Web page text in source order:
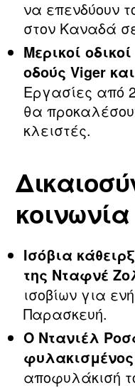
να επενδύουν
στον Καναδά
Μερικοί
οδούς Viger
Εργασίες από
θα
κλειστές.
κοινωνία
Ισόβια
της Νταφνέ
ισοβίων για
Παρασκευή.
Ο Ντανιέλ
φυλακισμένος
αποφυλάκισή